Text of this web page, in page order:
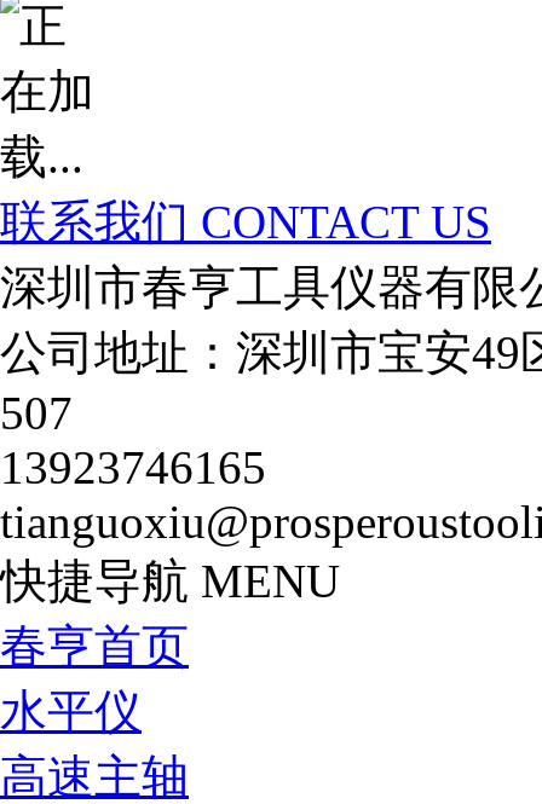
联系我们 CONTACT US
深圳市春亨工具仪器有限
公司地址：深圳市宝安
507
13923746165
快捷导航 MENU
春亨首页
水平仪
高速主轴